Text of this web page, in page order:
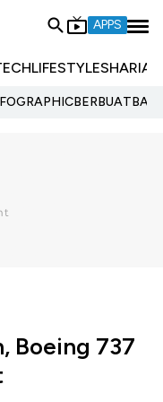
APPS
LIFESTYLESHARIA
Boeing 737